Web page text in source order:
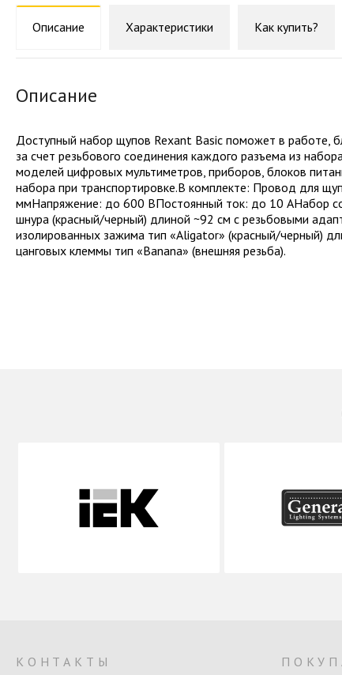
Описание Характеристики Как купить?
Описание
Доступный набор щупов Rexant Basic поможет в работе,
за счет резьбового соединения каждого разъема из
моделей цифровых мультиметров, приборов, блоков
набора при транспортировке.В комплекте: Провод для
ммНапряжение: до 600 ВПостоянный ток: до 10 АНабор
шнура (красный/черный) длиной ~92 см с резьбовыми
изолированных зажима тип «Aligator» (красный/черный)
цанговых клеммы тип «Banana» (внешняя резьба).
КОНТАКТЫ